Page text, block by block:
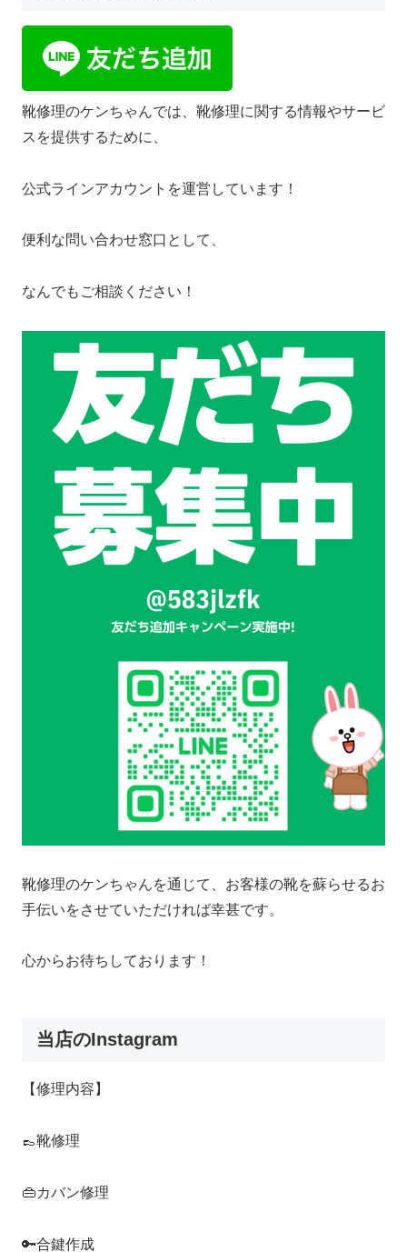
靴修理のケンちゃんでは、靴修理に関する情報やサービ
スを提供するために、
公式ラインアカウントを運営しています！
便利な問い合わせ窓口として、
なんでもご相談ください！
靴修理のケンちゃんを通じて、お客様の靴を蘇らせるお
手伝いをさせていただければ幸甚です。
心からお待ちしております！
当店のInstagram
【修理内容】
👞靴修理
👜カバン修理
🔑合鍵作成